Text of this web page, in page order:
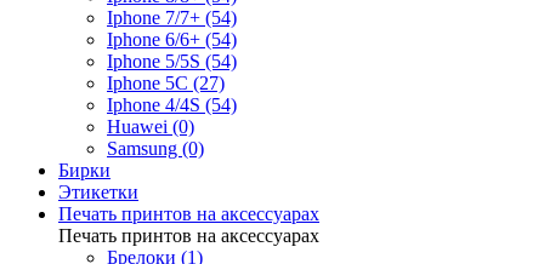
Iphone 7/7+ (54)
Iphone 6/6+ (54)
Iphone 5/5S (54)
Iphone 5C (27)
Iphone 4/4S (54)
Huawei (0)
Samsung (0)
Бирки
Этикетки
Печать принтов на аксессуарах
Печать принтов на аксессуарах
Брелоки (1)